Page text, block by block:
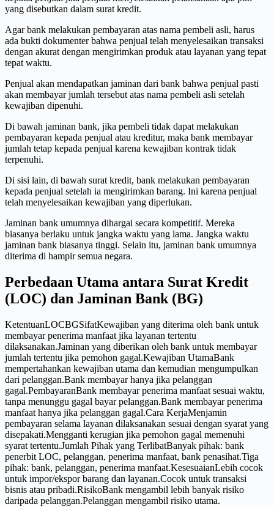
yang disebutkan dalam surat kredit.
Agar bank melakukan pembayaran atas nama pembeli asli, harus
ada bukti dokumenter bahwa penjual telah menyelesaikan transaksi
dengan akurat dengan mengirimkan produk atau layanan yang tepat
tepat waktu.
Penjual akan mendapatkan jaminan dari bank bahwa penjual pasti
akan membayar jumlah tersebut atas nama pembeli asli setelah
kewajiban dipenuhi.
Di bawah jaminan bank, jika pembeli tidak dapat melakukan
pembayaran kepada penjual atau kreditur, maka bank membayar
jumlah tetap kepada penjual karena kewajiban kontrak tidak
terpenuhi.
Di sisi lain, di bawah surat kredit, bank melakukan pembayaran
kepada penjual setelah ia mengirimkan barang. Ini karena penjual
telah menyelesaikan kewajiban yang diperlukan.
Jaminan bank umumnya dihargai secara kompetitif. Mereka
biasanya berlaku untuk jangka waktu yang lama. Jangka waktu
jaminan bank biasanya tinggi. Selain itu, jaminan bank umumnya
diterima di hampir semua negara.
Perbedaan Utama antara Surat Kredit
(LOC) dan Jaminan Bank (BG)
KetentuanLOCBGSifatKewajiban yang diterima oleh bank untuk
membayar penerima manfaat jika layanan tertentu
dilaksanakan.Jaminan yang diberikan oleh bank untuk membayar
jumlah tertentu jika pemohon gagal.Kewajiban UtamaBank
mempertahankan kewajiban utama dan kemudian mengumpulkan
dari pelanggan.Bank membayar hanya jika pelanggan
gagal.PembayaranBank membayar penerima manfaat sesuai waktu,
tanpa menunggu gagal bayar pelanggan.Bank membayar penerima
manfaat hanya jika pelanggan gagal.Cara KerjaMenjamin
pembayaran selama layanan dilaksanakan sesuai dengan syarat yang
disepakati.Mengganti kerugian jika pemohon gagal memenuhi
syarat tertentu.Jumlah Pihak yang TerlibatBanyak pihak: bank
penerbit LOC, pelanggan, penerima manfaat, bank penasihat.Tiga
pihak: bank, pelanggan, penerima manfaat.KesesuaianLebih cocok
untuk impor/ekspor barang dan layanan.Cocok untuk transaksi
bisnis atau pribadi.RisikoBank mengambil lebih banyak risiko
daripada pelanggan.Pelanggan mengambil risiko utama.